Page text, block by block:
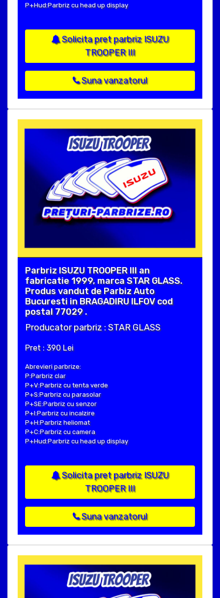
P+Hud:Parbriz cu head up display
Solicita pret parbriz ISUZU
TROOPER III
Suna vanzatorul
Parbriz ISUZU TROOPER III an
fabricatie 1999, marca STAR GLASS.
Produs vandut de Parbiz Auto
Bucuresti in BRAGADIRU ILFOV cod
postal 77029 .
Producator parbriz : STAR GLASS
Pret : 390 Lei
Abrevieri parbrize:
P:Parbriz clar
P+V:Parbriz cu tenta verde
P+S:Parbriz cu parasolar
P+SE:Parbriz cu senzor
P+I:Parbriz cu incalzire
P+H:Parbriz heliomat
P+C:Parbriz cu camera
P+Hud:Parbriz cu head up display
Solicita pret parbriz ISUZU
TROOPER III
Suna vanzatorul